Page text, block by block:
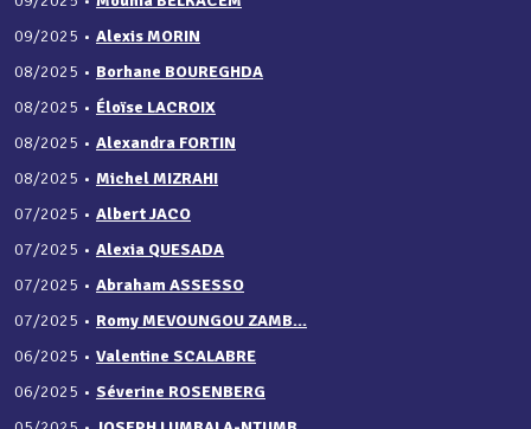
09/2025 • Alexis MORIN
08/2025 • Borhane BOUREGHDA
08/2025 • Éloïse LACROIX
08/2025 • Alexandra FORTIN
08/2025 • Michel MIZRAHI
07/2025 • Albert JACO
07/2025 • Alexia QUESADA
07/2025 • Abraham ASSESSO
07/2025 • Romy MEVOUNGOU ZAMB...
06/2025 • Valentine SCALABRE
06/2025 • Séverine ROSENBERG